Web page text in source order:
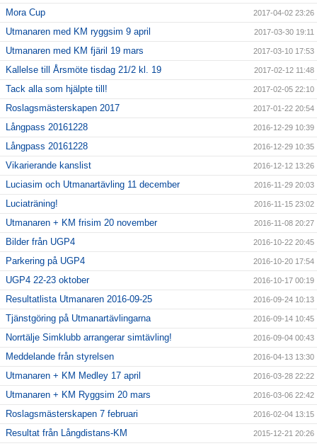
Mora Cup 2017-04-02 23:26
Utmanaren med KM ryggsim 9 april 2017-03-30 19:11
Utmanaren med KM fjäril 19 mars 2017-03-10 17:53
Kallelse till Årsmöte tisdag 21/2 kl. 19 2017-02-12 11:48
Tack alla som hjälpte till! 2017-02-05 22:10
Roslagsmästerskapen 2017 2017-01-22 20:54
Långpass 20161228 2016-12-29 10:39
Långpass 20161228 2016-12-29 10:35
Vikarierande kanslist 2016-12-12 13:26
Luciasim och Utmanartävling 11 december 2016-11-29 20:03
Luciaträning! 2016-11-15 23:02
Utmanaren + KM frisim 20 november 2016-11-08 20:27
Bilder från UGP4 2016-10-22 20:45
Parkering på UGP4 2016-10-20 17:54
UGP4 22-23 oktober 2016-10-17 00:19
Resultatlista Utmanaren 2016-09-25 2016-09-24 10:13
Tjänstgöring på Utmanartävlingarna 2016-09-14 10:45
Norrtälje Simklubb arrangerar simtävling! 2016-09-04 00:43
Meddelande från styrelsen 2016-04-13 13:30
Utmanaren + KM Medley 17 april 2016-03-28 22:22
Utmanaren + KM Ryggsim 20 mars 2016-03-06 22:42
Roslagsmästerskapen 7 februari 2016-02-04 13:15
Resultat från Långdistans-KM 2015-12-21 20:26